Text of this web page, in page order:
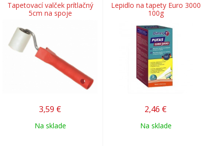
Tapetovací valček prítlačný
5cm na spoje
3,59 €
Na sklade
Lepidlo na tapety Euro 3000
100g
2,46 €
Na sklade